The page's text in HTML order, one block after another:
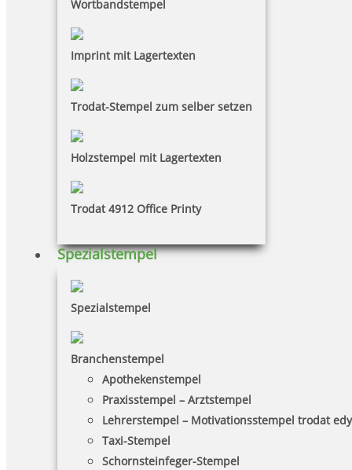
Wortbandstempel
Imprint mit Lagertexten
Trodat-Stempel zum selber setzen
Holzstempel mit Lagertexten
Trodat 4912 Office Printy
Spezialstempel
Spezialstempel
Branchenstempel
Apothekenstempel
Praxisstempel – Arztstempel
Lehrerstempel – Motivationsstempel trodat
Taxi-Stempel
Schornsteinfeger-Stempel